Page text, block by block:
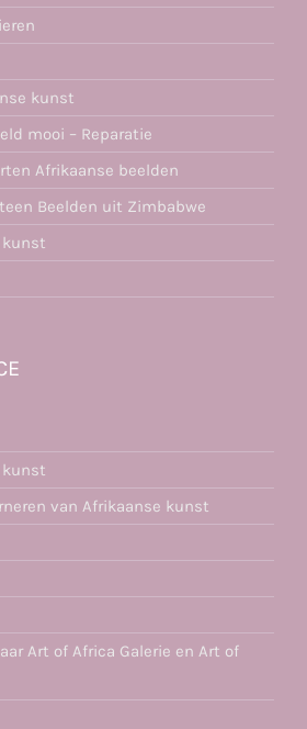
kunst
mooi – Reparatie
Afrikaanse beelden
Beelden uit Zimbabwe
kunst
kunst
van Afrikaanse kunst
Art of Africa Galerie en Art of